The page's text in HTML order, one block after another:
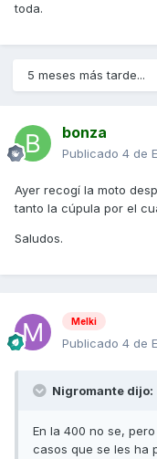
toda.
5 meses más tarde...
bonza
Publicado 4 de
Ayer recogí la moto
tanto la cúpula por el
Saludos.
Melki
Publicado 4 de
Nigromante dijo:
En la 400 no se,
casos que se les ha